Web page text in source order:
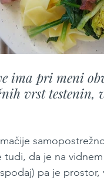
ima pri meni
vrst testenin,
da je na
pa je